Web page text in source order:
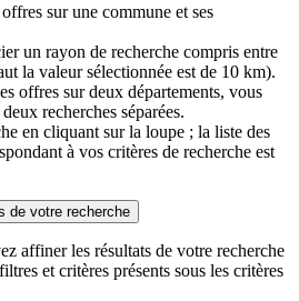
sur une commune et ses
un rayon de recherche compris entre
la valeur sélectionnée est de 10 km).
offres sur deux départements, vous
recherches séparées.
en cliquant sur la loupe ; la liste des
à vos critères de recherche est
de votre recherche
affiner les résultats de votre recherche
et critères présents sous les critères